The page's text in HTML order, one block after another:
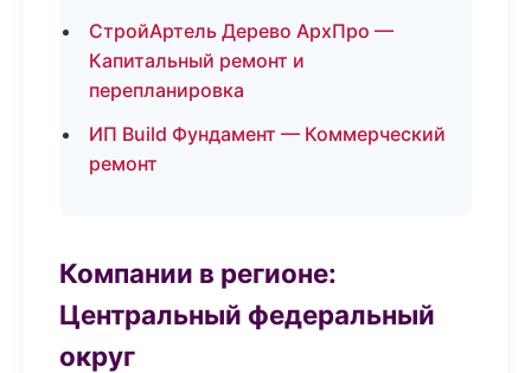
СтройАртель Дерево АрхПро —
Капитальный ремонт и
перепланировка
ИП Build Фундамент — Коммерческий
ремонт
Компании в регионе:
Центральный федеральный
округ